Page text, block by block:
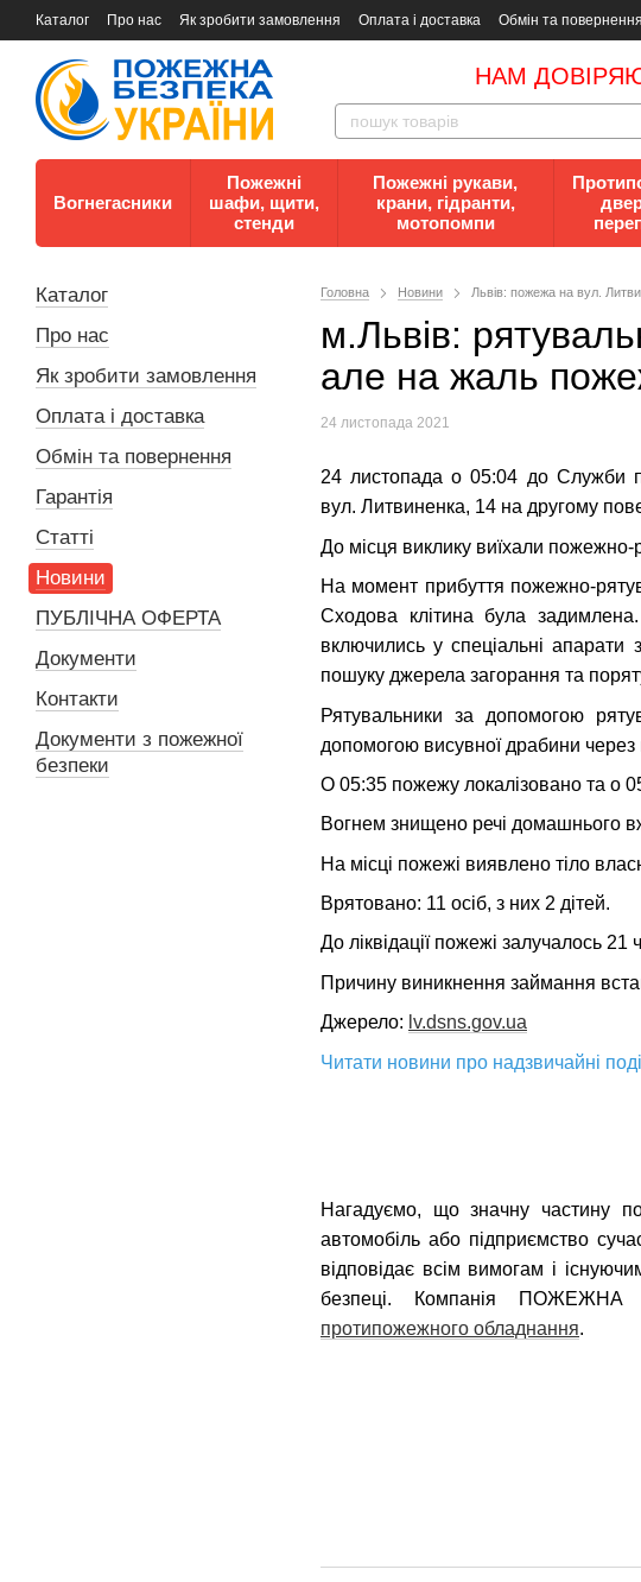
Каталог Про нас Як зробити замовлення Оплата і доставка Обмін та повернення
Документи
Контакти Документи з пожежної безпеки
НАМ
Вогнегасники
Пожежні
шафи, щити,
стенди
Пожежні рукави,
крани, гідранти,
мотопомпи
Головна Новини Львів: пожежа на вул.
м.Львів:
але на жаль
24 листопада 2021
24 листопада о 05:04 до Служби
вул. Литвиненка, 14 на другому
До місця виклику виїхали пожежно-
На момент прибуття пожежно-
Сходова клітина була
включились у спеціальні апарати
пошуку джерела загорання та
Рятувальники за допомогою
допомогою висувної драбини через
О 05:35 пожежу локалізовано та о
Вогнем знищено речі домашнього
На місці пожежі виявлено тіло
Врятовано: 11 осіб, з них 2 дітей.
До ліквідації пожежі залучалось 21
Причину виникнення займання
Джерело: lv.dsns.gov.ua
Читати новини про надзвичайні
Нагадуємо, що значну частину
автомобіль або підприємство
відповідає всім вимогам і
безпеці. Компанія ПОЖЕЖНА
протипожежного обладнання.
Каталог
Про нас
Як зробити замовлення
Оплата і доставка
Обмін та повернення
Гарантія
Статті
Новини
ПУБЛІЧНА ОФЕРТА
Документи
Контакти
Документи з пожежної
безпеки